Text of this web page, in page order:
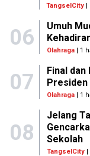
TangselCity |
06
Umuh
Olahraga| 1
07
Final
Presiden
Olahraga| 1
08
Jelang
Sekolah
TangselCity|